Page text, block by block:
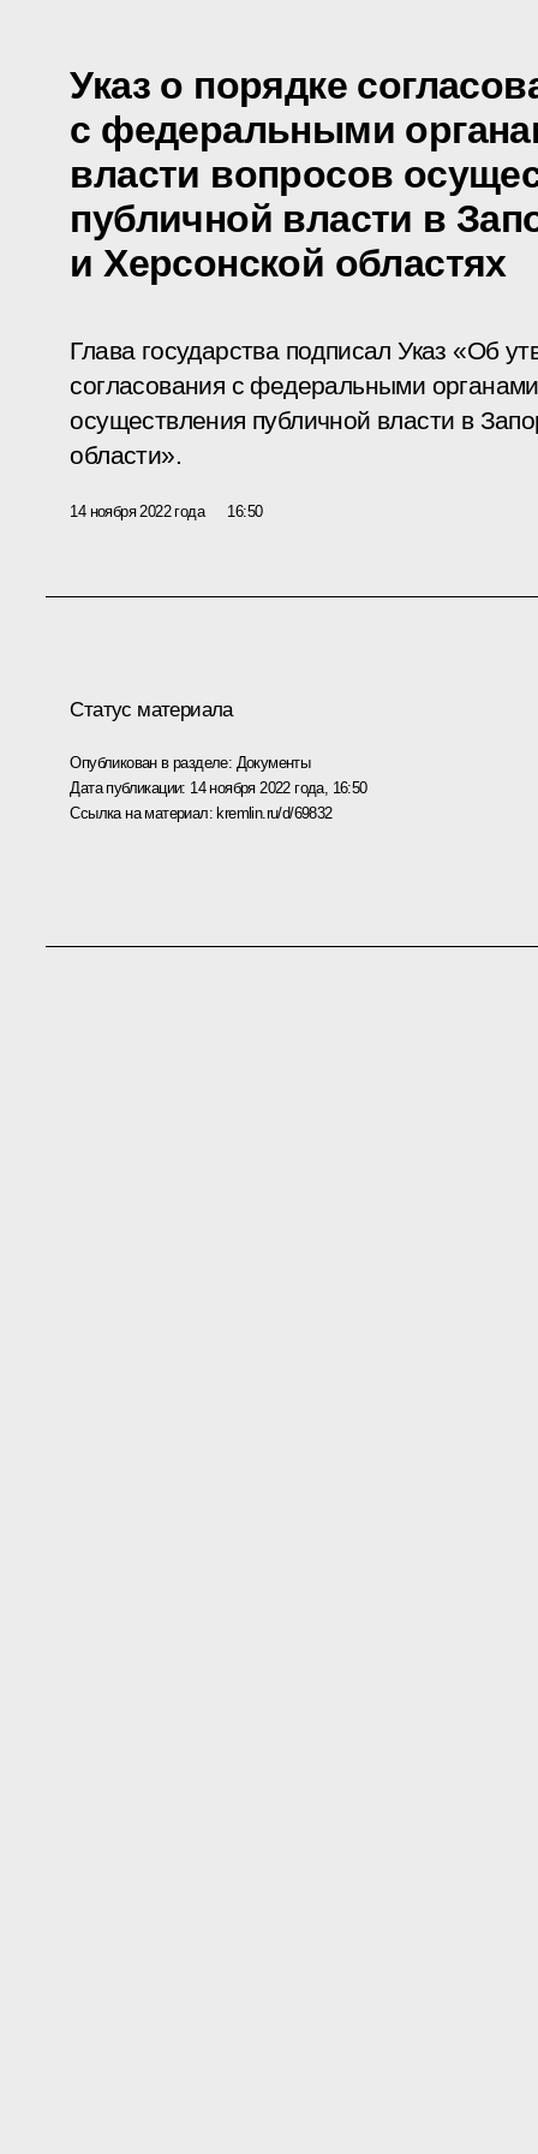
Указ о порядке
с федеральными
власти вопросов
публичной власти в
и Херсонской областях
Глава государства подписал Указ «Об
согласования с федеральными
осуществления публичной власти в
области».
14 ноября 2022 года 16:50
Статус материала
Опубликован в разделе: Документы
Дата публикации: 14 ноября 2022 года, 16:50
Ссылка на материал: kremlin.ru/d/69832